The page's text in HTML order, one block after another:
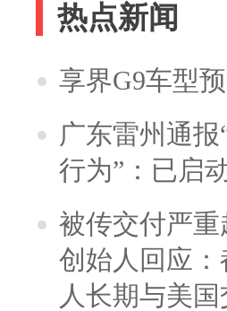
热点新闻
享界G9车型
广东雷州通
行为”：已启
被传交付严
创始人回应
人长期与美